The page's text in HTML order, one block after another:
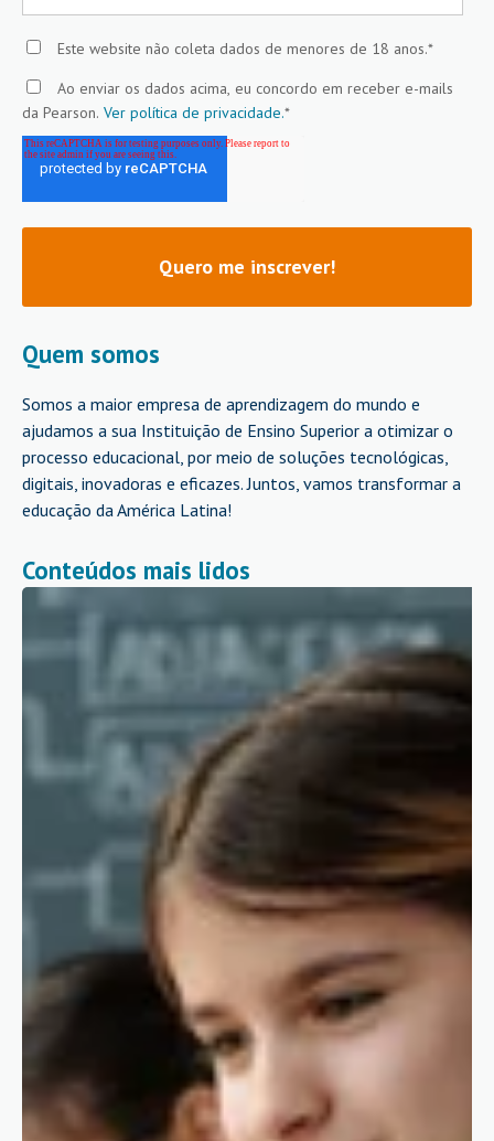
Este website não coleta dados de menores de 18 anos.*
Ao enviar os dados acima, eu concordo em receber e-mails
da Pearson. Ver política de privacidade.*
Quem somos
Somos a maior empresa de aprendizagem do mundo e
ajudamos a sua Instituição de Ensino Superior a otimizar o
processo educacional, por meio de soluções tecnológicas,
digitais, inovadoras e eficazes. Juntos, vamos transformar a
educação da América Latina!
Conteúdos mais lidos